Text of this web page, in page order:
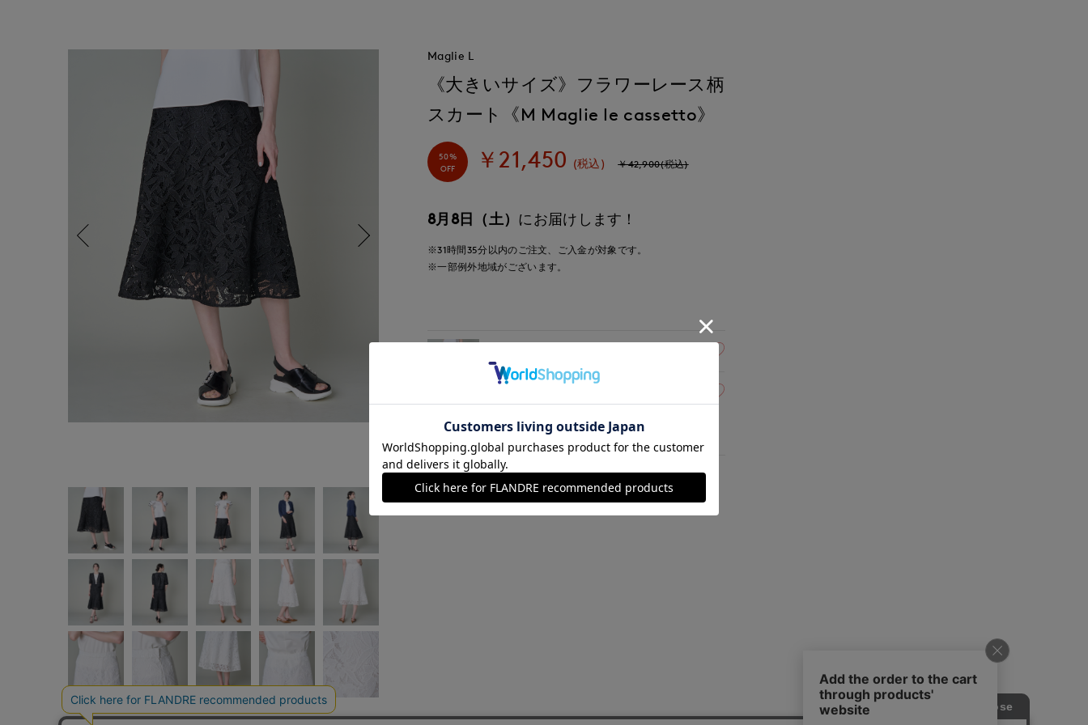
Maglie L
《大きいサイズ》フラワーレース柄
スカート《M Maglie le cassetto》
50%
OFF
￥21,450 (税込) ￥42,900(税込)
8月8日（土） にお届けします！
※31時間35分以内のご注文、ご入金が対象です。
※一部例外地域がございます。